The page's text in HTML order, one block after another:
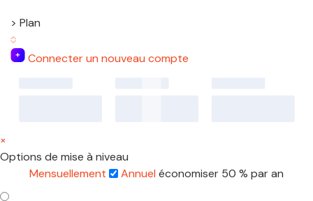
> Plan
Connecter un nouveau compte
×
Options de mise à niveau
Mensuellement
Annuel économiser 50 % par an